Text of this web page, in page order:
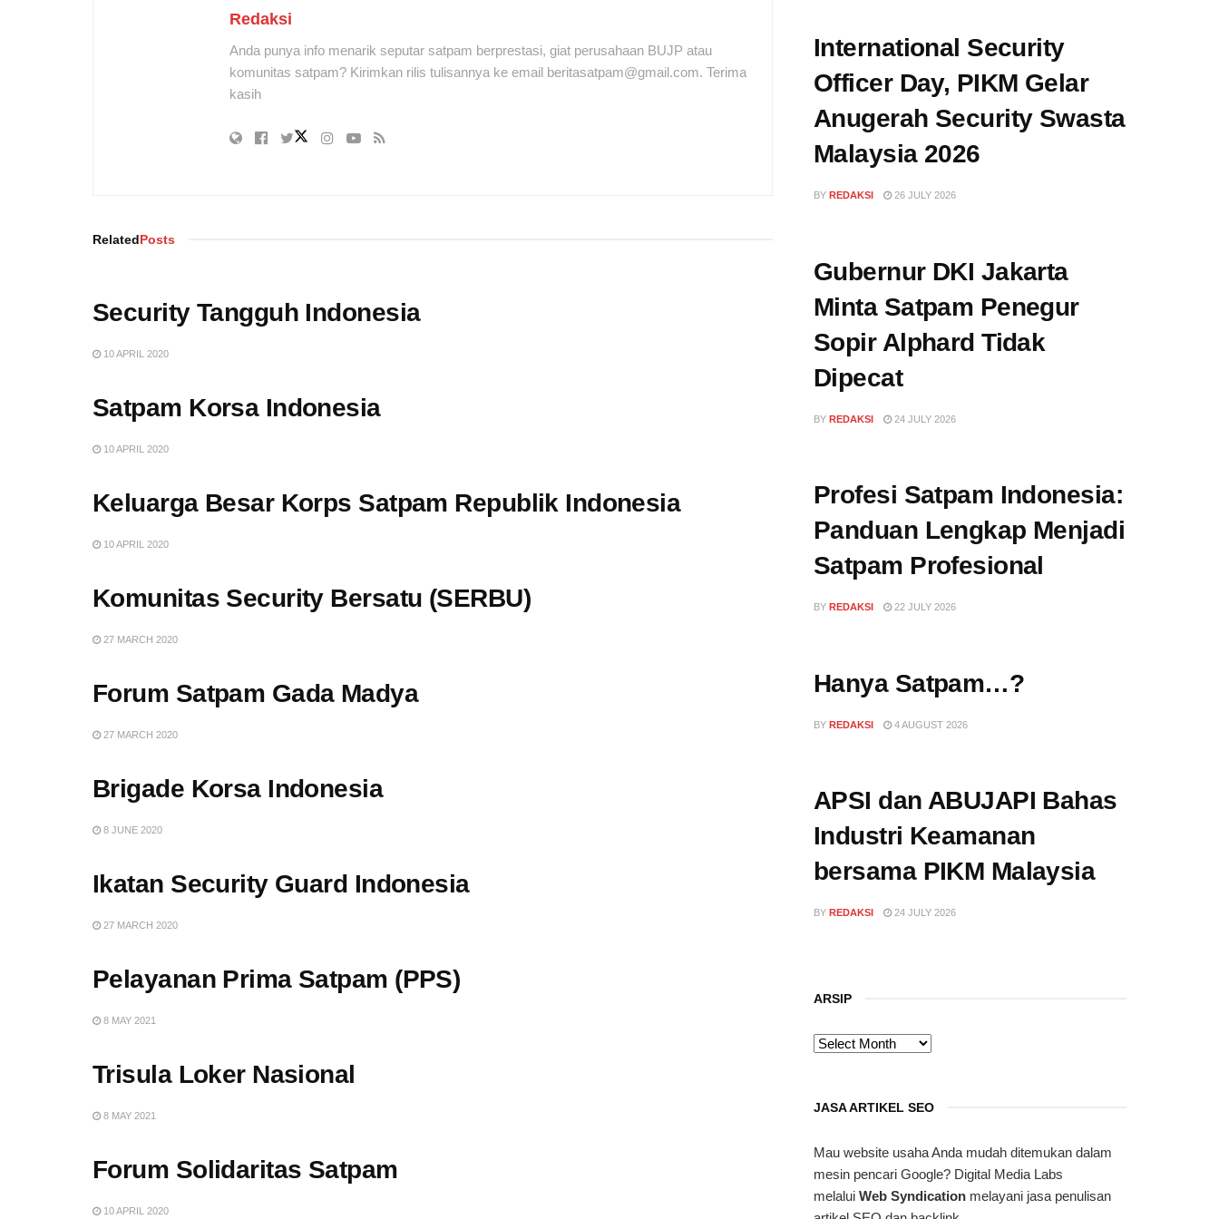
Redaksi
Anda punya info menarik seputar satpam berprestasi, giat perusahaan BUJP atau
komunitas satpam? Kirimkan rilis tulisannya ke email beritasatpam@gmail.com. Terima
kasih
RelatedPosts
Security Tangguh Indonesia
10 APRIL 2020
Satpam Korsa Indonesia
10 APRIL 2020
Keluarga Besar Korps Satpam Republik Indonesia
10 APRIL 2020
Komunitas Security Bersatu (SERBU)
27 MARCH 2020
Forum Satpam Gada Madya
27 MARCH 2020
Brigade Korsa Indonesia
8 JUNE 2020
Ikatan Security Guard Indonesia
27 MARCH 2020
Pelayanan Prima Satpam (PPS)
8 MAY 2021
Trisula Loker Nasional
8 MAY 2021
Forum Solidaritas Satpam
10 APRIL 2020
International Security
Officer Day, PIKM Gelar
Anugerah Security Swasta
Malaysia 2026
BY REDAKSI 26 JULY 2026
Gubernur DKI Jakarta
Minta Satpam Penegur
Sopir Alphard Tidak
Dipecat
BY REDAKSI 24 JULY 2026
Profesi Satpam Indonesia:
Panduan Lengkap Menjadi
Satpam Profesional
BY REDAKSI 22 JULY 2026
Hanya Satpam…?
BY REDAKSI 4 AUGUST 2026
APSI dan ABUJAPI Bahas
Industri Keamanan
bersama PIKM Malaysia
BY REDAKSI 24 JULY 2026
ARSIP
ARSIP
JASA ARTIKEL SEO
Mau website usaha Anda mudah ditemukan dalam
mesin pencari Google? Digital Media Labs
melalui Web Syndication melayani jasa penulisan